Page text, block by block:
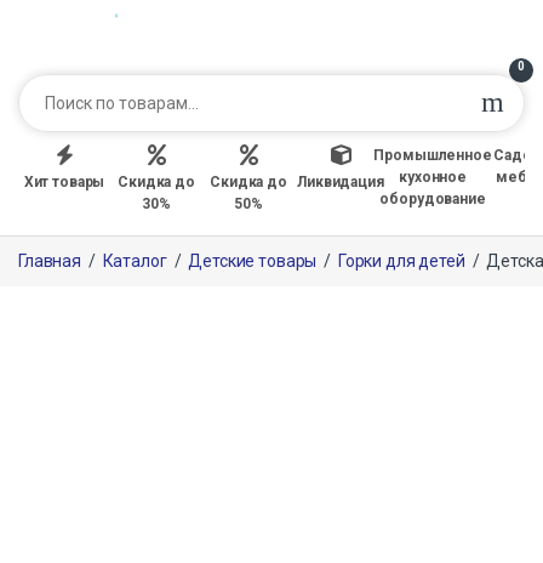
0
Хит товары
Скидка до
30%
Скидка до
50%
Ликвидация
Промышленное
кухонное
оборудование
Главная / Каталог / Детские товары / Горки для детей /